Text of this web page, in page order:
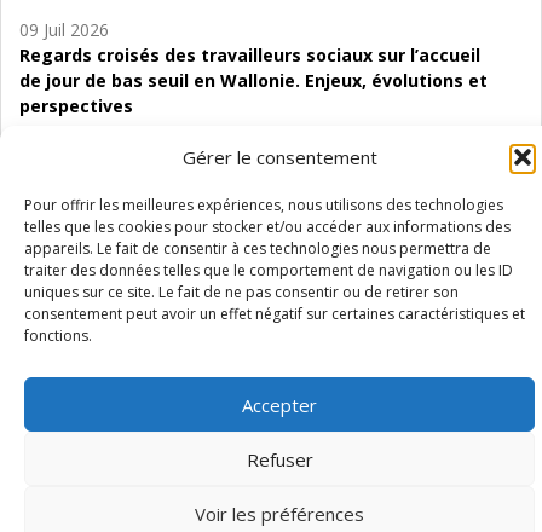
Gérer le consentement
Pour offrir les meilleures expériences, nous utilisons des technologies
telles que les cookies pour stocker et/ou accéder aux informations des
appareils. Le fait de consentir à ces technologies nous permettra de
traiter des données telles que le comportement de navigation ou les ID
uniques sur ce site. Le fait de ne pas consentir ou de retirer son
consentement peut avoir un effet négatif sur certaines caractéristiques et
fonctions.
Accepter
Refuser
Voir les préférences
09 Juil 2026
Regards croisés des travailleurs sociaux sur l’accueil
de jour de bas seuil en Wallonie. Enjeux, évolutions et
perspectives
d’accompagnement à l’autocréation d’emploi (SAACE)
01 Juil 2026
Pénurie du personnel infirmier :quels indicateurs
d’offre de soins pour comprendre la situation en
Wallonie ?
Médiateur